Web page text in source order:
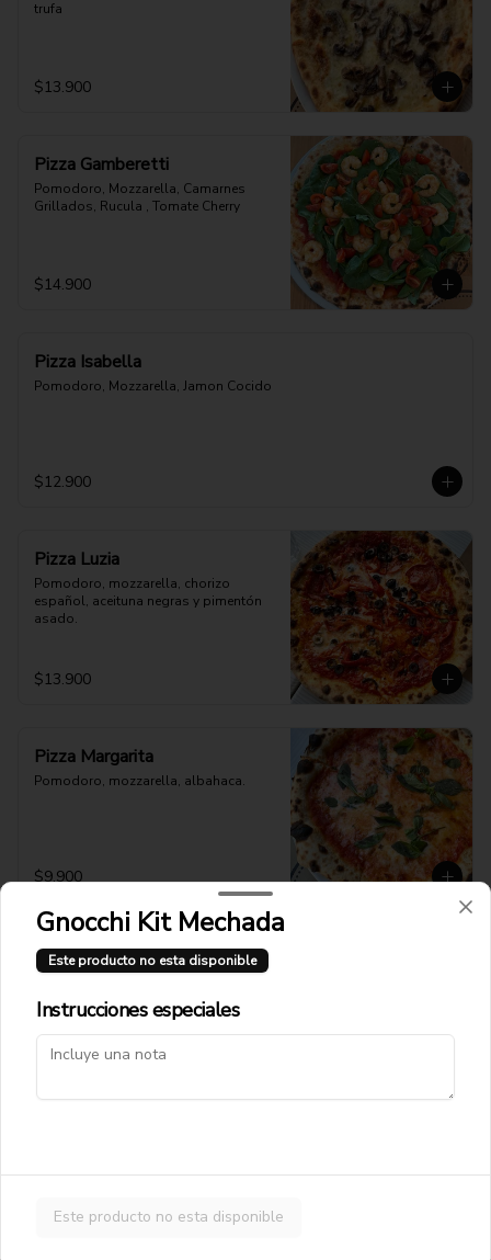
trufa
$13.900
Pizza Gamberetti
Pomodoro, Mozzarella, Camarnes
Grillados, Rucula , Tomate Cherry
$14.900
Pizza Isabella
Pomodoro, Mozzarella, Jamon Cocido
$12.900
Pizza Luzia
Pomodoro, mozzarella, chorizo
español, aceituna negras y pimentón
asado.
$13.900
Pizza Margarita
Pomodoro, mozzarella, albahaca.
$9.900
Pizza Madonna
Pomodoro, mozzarella, tocino, cebolla
Pomodoro, mozzarella, berenjenas
Gnocchi Kit Mechada
Este producto no esta disponible
Instrucciones especiales
Este producto no esta disponible